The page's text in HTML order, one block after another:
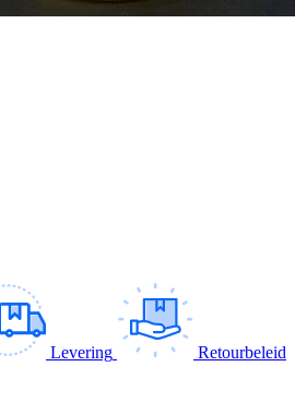
Levering Retourbeleid